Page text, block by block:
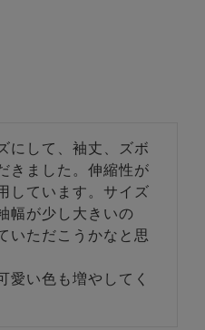
にして、袖丈、ズボ
きました。伸縮性が
しています。サイズ
幅が少し大きいの
いただこうかなと思
愛い色も増やしてく